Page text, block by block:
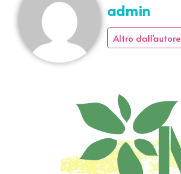
admin
Altro dall'autore